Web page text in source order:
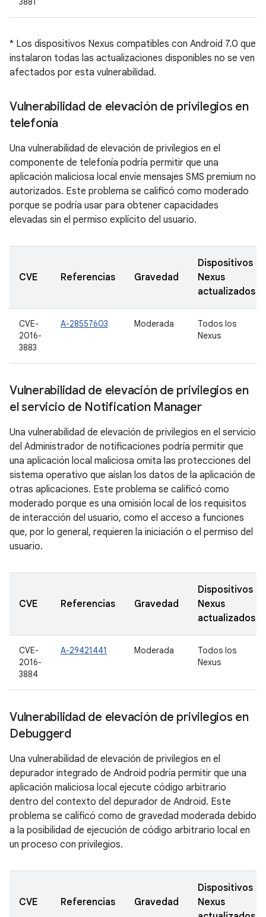
* Los dispositivos Nexus compatibles con Android 7.0 que
instalaron todas las actualizaciones disponibles no se ven
afectados por esta vulnerabilidad.
Vulnerabilidad de elevación de privilegios en
telefonía
Una vulnerabilidad de elevación de privilegios en el
componente de telefonía podría permitir que una
aplicación maliciosa local envíe mensajes SMS premium no
autorizados. Este problema se calificó como moderado
porque se podría usar para obtener capacidades
elevadas sin el permiso explícito del usuario.
CVE Referencias Gravedad
Dispositivos
Nexus
actualizados
CVE-
2016-
3883
A-28557603 Moderada
Todos los
Nexus
Vulnerabilidad de elevación de privilegios en
el servicio de Notification Manager
Una vulnerabilidad de elevación de privilegios en el servicio
del Administrador de notificaciones podría permitir que
una aplicación local maliciosa omita las protecciones del
sistema operativo que aíslan los datos de la aplicación de
otras aplicaciones. Este problema se calificó como
moderado porque es una omisión local de los requisitos
de interacción del usuario, como el acceso a funciones
que, por lo general, requieren la iniciación o el permiso del
usuario.
CVE Referencias Gravedad
Dispositivos
Nexus
actualizados
CVE-
2016-
3884
A-29421441 Moderada
Todos los
Nexus
Vulnerabilidad de elevación de privilegios en
Debuggerd
Una vulnerabilidad de elevación de privilegios en el
depurador integrado de Android podría permitir que una
aplicación maliciosa local ejecute código arbitrario
dentro del contexto del depurador de Android. Este
problema se calificó como de gravedad moderada debido
a la posibilidad de ejecución de código arbitrario local en
un proceso con privilegios.
CVE Referencias Gravedad
Dispositivos
Nexus